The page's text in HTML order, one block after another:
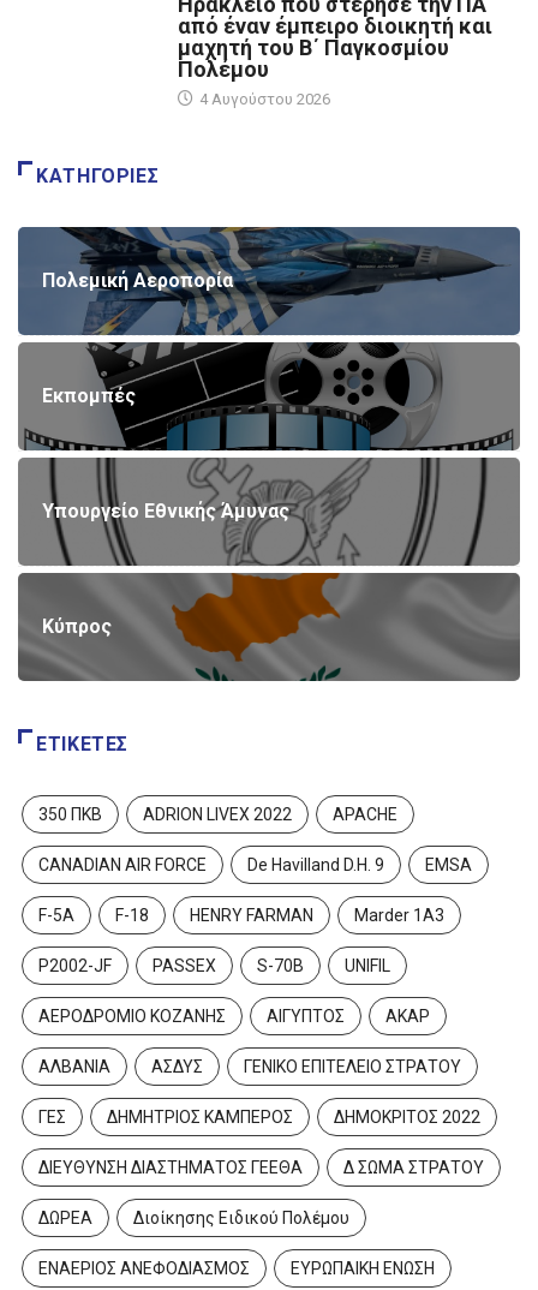
από έναν έμπειρο διοικητή και
μαχητή του Β΄ Παγκοσμίου
Πολέμου
4 Αυγούστου 2026
ΚΑΤΗΓΟΡΊΕΣ
Πολεμική Αεροπορία
Εκπομπές
Υπουργείο Εθνικής Άμυνας
Κύπρος
ΕΤΙΚΈΤΕΣ
350 ΠΚΒ ADRION LIVEX 2022 APACHE
CANADIAN AIR FORCE De Havilland D.H. 9 EMSA
F-5A F-18 HENRY FARMAN Marder 1A3
P2002-JF PASSEX S-70B UNIFIL
ΑΕΡΟΔΡΟΜΙΟ ΚΟΖΑΝΗΣ ΑΙΓΥΠΤΟΣ ΑΚΑΡ
ΑΛΒΑΝΙΑ ΑΣΔΥΣ ΓΕΝΙΚΟ ΕΠΙΤΕΛΕΙΟ ΣΤΡΑΤΟΥ
ΓΕΣ ΔΗΜΗΤΡΙΟΣ ΚΑΜΠΕΡΟΣ ΔΗΜΟΚΡΙΤΟΣ 2022
ΔΙΕΥΘΥΝΣΗ ΔΙΑΣΤΗΜΑΤΟΣ ΓΕΕΘΑ Δ ΣΩΜΑ ΣΤΡΑΤΟΥ
ΔΩΡΕΑ Διοίκησης Ειδικού Πολέμου
ΕΝΑΕΡΙΟΣ ΑΝΕΦΟΔΙΑΣΜΟΣ ΕΥΡΩΠΑΙΚΗ ΕΝΩΣΗ